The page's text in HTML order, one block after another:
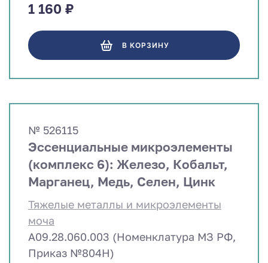
1 160 ₽
В КОРЗИНУ
№ 526115
Эссенциальные микроэлементы
(комплекс 6): Железо, Кобальт,
Марганец, Медь, Селен, Цинк
Тяжелые металлы и микроэлементы
моча
A09.28.060.003 (Номенклатура МЗ РФ,
Приказ №804Н)